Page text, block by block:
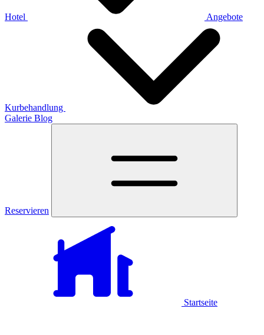
Hotel Angebote
Kurbehandlung
Galerie Blog
Reservieren
Startseite